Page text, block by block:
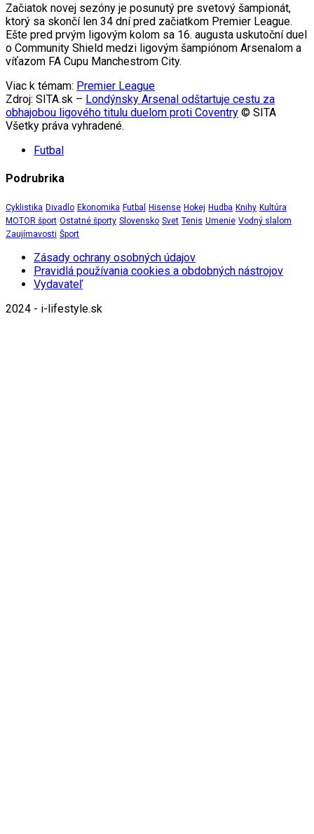
Začiatok novej sezóny je posunutý pre svetový šampionát,
ktorý sa skončí len 34 dní pred začiatkom Premier League.
Ešte pred prvým ligovým kolom sa 16. augusta uskutoční duel
o Community Shield medzi ligovým šampiónom Arsenalom a
víťazom FA Cupu Manchestrom City.
Viac k témam: Premier League
Zdroj: SITA.sk – Londýnsky Arsenal odštartuje cestu za
obhajobou ligového titulu duelom proti Coventry © SITA
Všetky práva vyhradené.
Futbal
Podrubrika
Cyklistika Divadlo Ekonomika Futbal Hisense Hokej Hudba Knihy Kultúra
MOTOR šport Ostatné športy Slovensko Svet Tenis Umenie Vodný slalom
Zaujímavosti Šport
Zásady ochrany osobných údajov
Pravidlá používania cookies a obdobných nástrojov
Vydavateľ
2024 - i-lifestyle.sk